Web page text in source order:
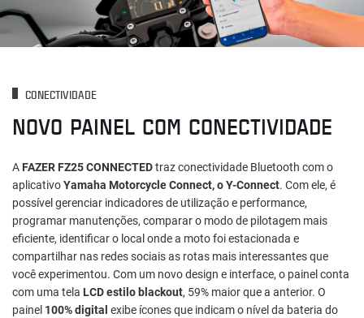
CONECTIVIDADE
NOVO PAINEL COM CONECTIVIDADE
A FAZER FZ25 CONNECTEDtraz conectividade Bluetooth com o
aplicativoYamaha Motorcycle Connect, o Y-Connect. Com ele, é
possível gerenciar indicadores de utilização e performance,
programar manutenções, comparar o modo de pilotagem mais
eficiente, identificar o local onde a moto foi estacionada e
compartilhar nas redes sociais as rotas mais interessantes que
você experimentou. Com um novo design e interface, o painel conta
com uma tela LCD estilo blackout, 59% maior que a anterior. O
painel 100% digital exibe ícones que indicam o nível da bateria do